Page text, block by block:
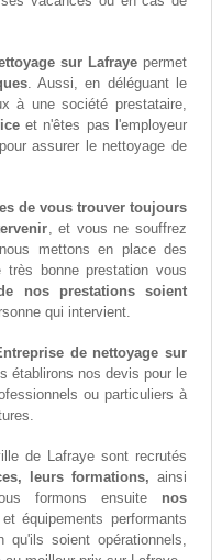
sur Lafraye permet
. Aussi, en déléguant le
à une société prestataire,
et n'êtes pas l'employeur
assurer le nettoyage de
de vous trouver toujours
, et vous ne souffrez
mettons en place des
très bonne prestation vous
nos prestations soient
qui intervient.
de nettoyage sur
établirons nos devis pour le
ou particuliers à
de Lafraye sont recrutés
leurs formations, ainsi
formons ensuite nos
équipements performants
soient opérationnels,